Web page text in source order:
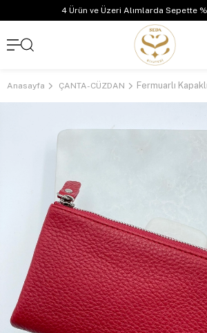
4 Ürün ve Üzeri Alımlarda Sepette
Anasayfa ÇANTA-CÜZDAN Fermuarlı